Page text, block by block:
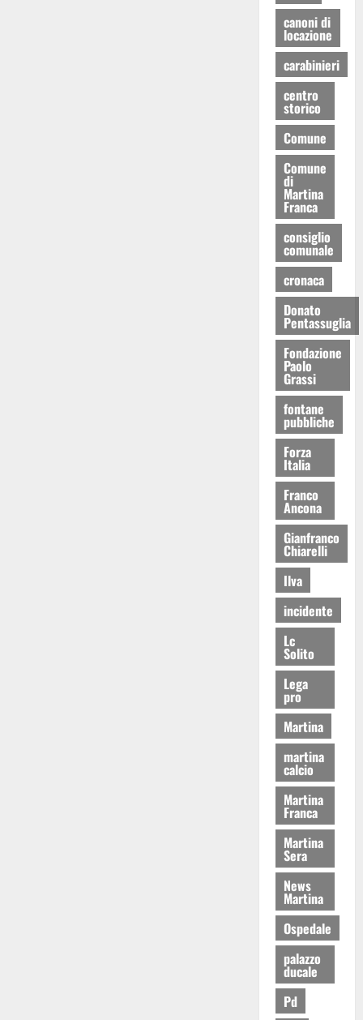
canoni di
locazione
carabinieri
centro
storico
Comune
Comune
di
Martina
Franca
consiglio
comunale
cronaca
Donato
Pentassuglia
Fondazione
Paolo
Grassi
fontane
pubbliche
Forza
Italia
Franco
Ancona
Gianfranco
Chiarelli
Ilva
incidente
Lc
Solito
Lega
pro
Martina
martina
calcio
Martina
Franca
Martina
Sera
News
Martina
Ospedale
palazzo
ducale
Pd